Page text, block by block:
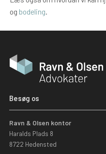
og bodeling.
Besøg os
Ravn & Olsen kontor
Haralds Plads 8
8722 Hedensted